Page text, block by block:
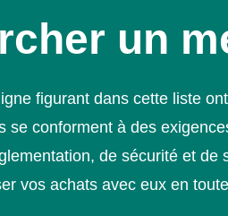
un
figurant dans cette liste
se conforment à des
de sécurité et de
vos achats avec eux en